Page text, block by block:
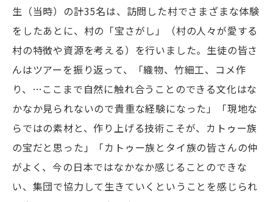
生（当時）の計35名は、訪問した村でさまざまな体験
をしたあとに、村の「宝さがし」（村の人々が愛する
村の特徴や資源を考える）を行いました。生徒の皆さ
んはツアーを振り返って、「織物、竹細工、コメ作
り、…ここまで自然に触れ合うことのできる文化はな
かなか見られないので貴重な経験になった」「現地な
らではの素材と、作り上げる技術こそが、カトゥー族
の宝だと思った」「カトゥー族とタイ族の皆さんの仲
がよく、今の日本ではなかなか感じることのできな
い、集団で協力して生きていくということを感じられ